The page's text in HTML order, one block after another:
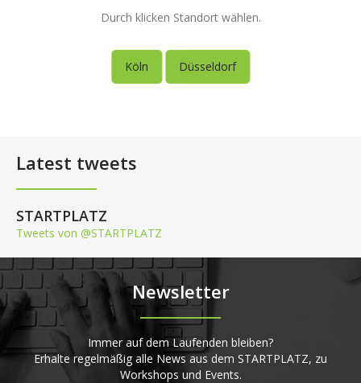
Durch klicken Standort wählen.
Köln Düsseldorf
Latest tweets
STARTPLATZ
Tweets von @STARTPLATZ
Newsletter
Immer auf dem Laufenden bleiben?
Erhalte regelmäßig alle News aus dem STARTPLATZ, zu
Workshops und Events.